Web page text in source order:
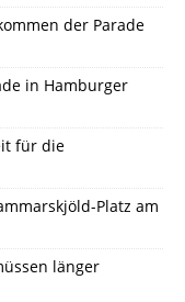
der Parade
in Hamburger
für die
Platz am
länger